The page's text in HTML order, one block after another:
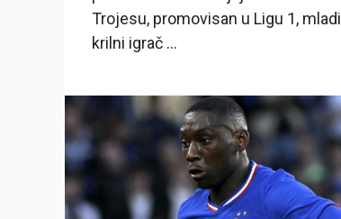
Trojesu, promovisan u Ligu 1, mladi
krilni igrač ...